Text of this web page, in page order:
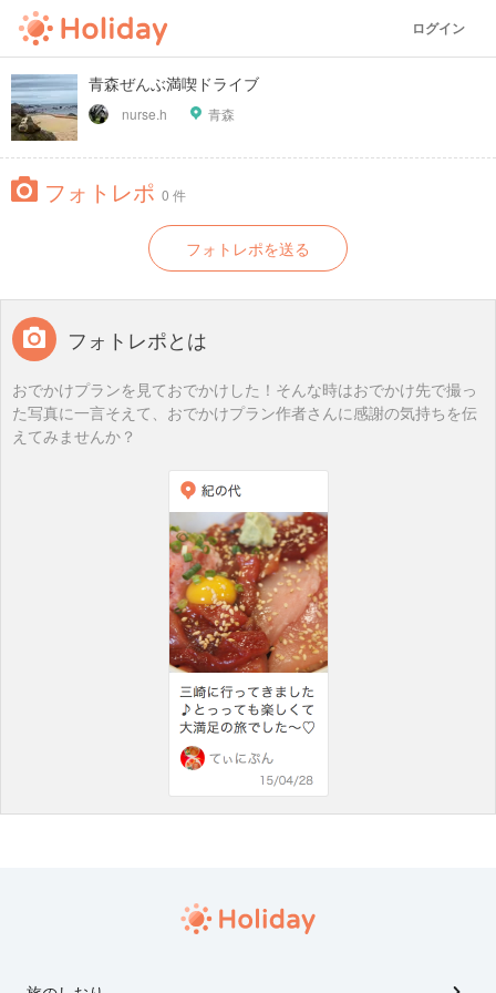
ログイン
青森ぜんぶ満喫ドライブ
nurse.h 青森
フォトレポ 0 件
フォトレポを送る
フォトレポとは
おでかけプランを見ておでかけした！そんな時はおでかけ先で撮っ
た写真に一言そえて、おでかけプラン作者さんに感謝の気持ちを伝
えてみませんか？